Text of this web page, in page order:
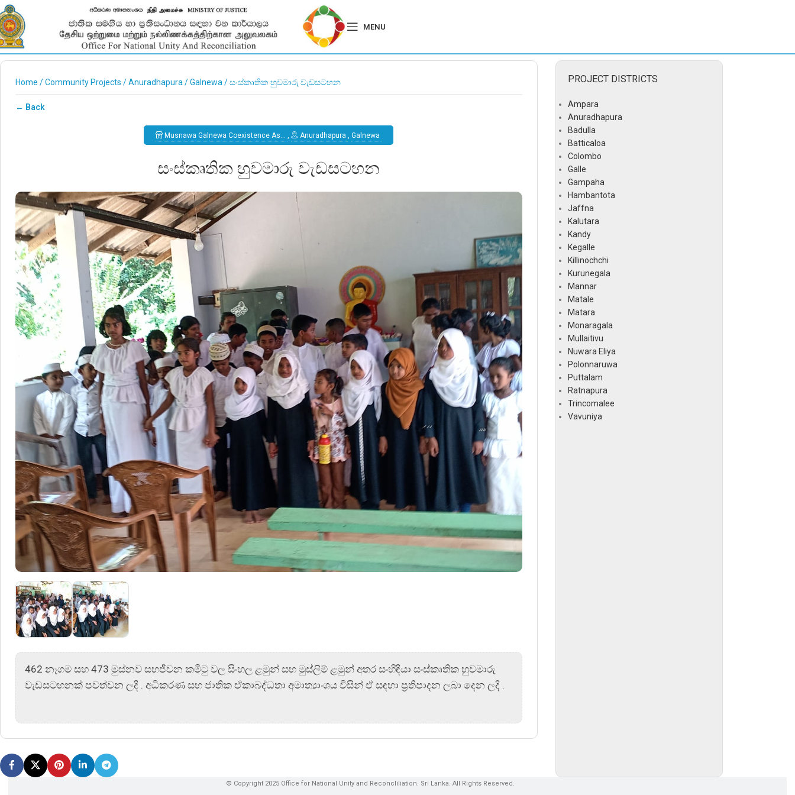
MENU
Home /Community Projects /Anuradhapura /Galnewa /සංස්කෘතික හුවමාරු වැඩසටහන
← Back
Musnawa Galnewa Coexistence As… , Anuradhapura ,Galnewa
සංස්කෘතික හුවමාරු වැඩසටහන
462 නෑගම සහ 473 මුස්නව සහජීවන කමිටු වල සිංහල ළමුන් සහ මුස්ලිම් ළමුන් අතර සංහිඳියා සංස්කෘතික හුවමාරු
වැඩසටහනක් පවත්වන ලදි . අධිකරණ සහ ජාතික ඒකාබද්ධතා අමාත්‍යාංශය විසින් ඒ සඳහා ප්‍රතිපාදන ලබා දෙන ලදි .
PROJECT DISTRICTS
Ampara
Anuradhapura
Badulla
Batticaloa
Colombo
Galle
Gampaha
Hambantota
Jaffna
Kalutara
Kandy
Kegalle
Killinochchi
Kurunegala
Mannar
Matale
Matara
Monaragala
Mullaitivu
Nuwara Eliya
Polonnaruwa
Puttalam
Ratnapura
Trincomalee
Vavuniya
© Copyright 2025 Office for National Unity and Reconcliliation. Sri Lanka. All Rights Reserved.